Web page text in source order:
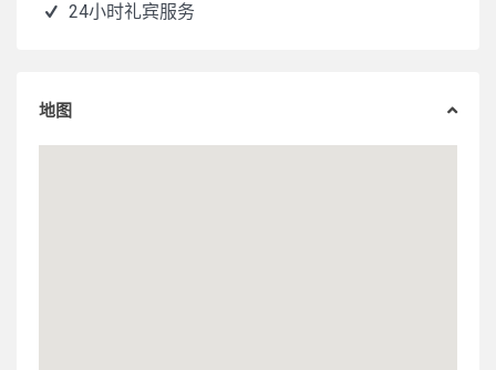
24小时礼宾服务
地图